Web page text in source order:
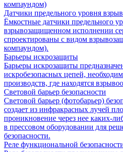
компаундом)
Датчики предельного уровня
Ёмкостные датчики предельного
взрывозащищенном исполнении
спроектированы с видом
компаундом).
Барьеры искрозащиты
Барьеры искрозащиты
искробезопасных цепей,
производств, где находятся
Световой барьер безопасности
Световой барьер (фотобарьер)
создает из инфракрасных лучей
проникновение через нее каких-
в прессовом оборудовании для
безопасности.
Реле функциональной